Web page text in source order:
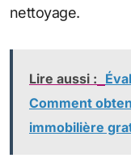
nettoyage.
Lire aussi :
Comment
immobilière